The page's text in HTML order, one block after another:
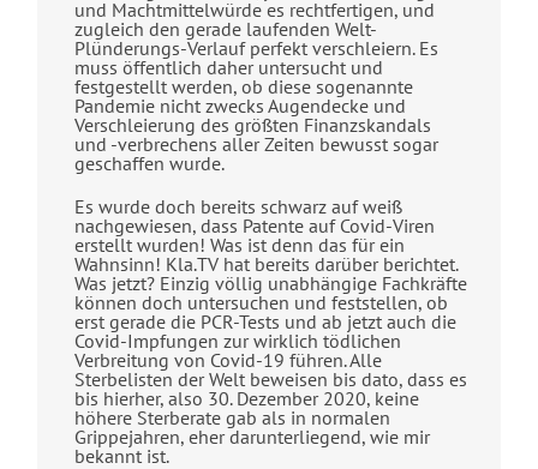
und Machtmittelwürde es rechtfertigen, und
zugleich den gerade laufenden Welt-
Plünderungs-Verlauf perfekt verschleiern. Es
muss öffentlich daher untersucht und
festgestellt werden, ob diese sogenannte
Pandemie nicht zwecks Augendecke und
Verschleierung des größten Finanzskandals
und -verbrechens aller Zeiten bewusst sogar
geschaffen wurde.
Es wurde doch bereits schwarz auf weiß
nachgewiesen, dass Patente auf Covid-Viren
erstellt wurden! Was ist denn das für ein
Wahnsinn! Kla.TV hat bereits darüber berichtet.
Was jetzt? Einzig völlig unabhängige Fachkräfte
können doch untersuchen und feststellen, ob
erst gerade die PCR-Tests und ab jetzt auch die
Covid-Impfungen zur wirklich tödlichen
Verbreitung von Covid-19 führen. Alle
Sterbelisten der Welt beweisen bis dato, dass es
bis hierher, also 30. Dezember 2020, keine
höhere Sterberate gab als in normalen
Grippejahren, eher darunterliegend, wie mir
bekannt ist.